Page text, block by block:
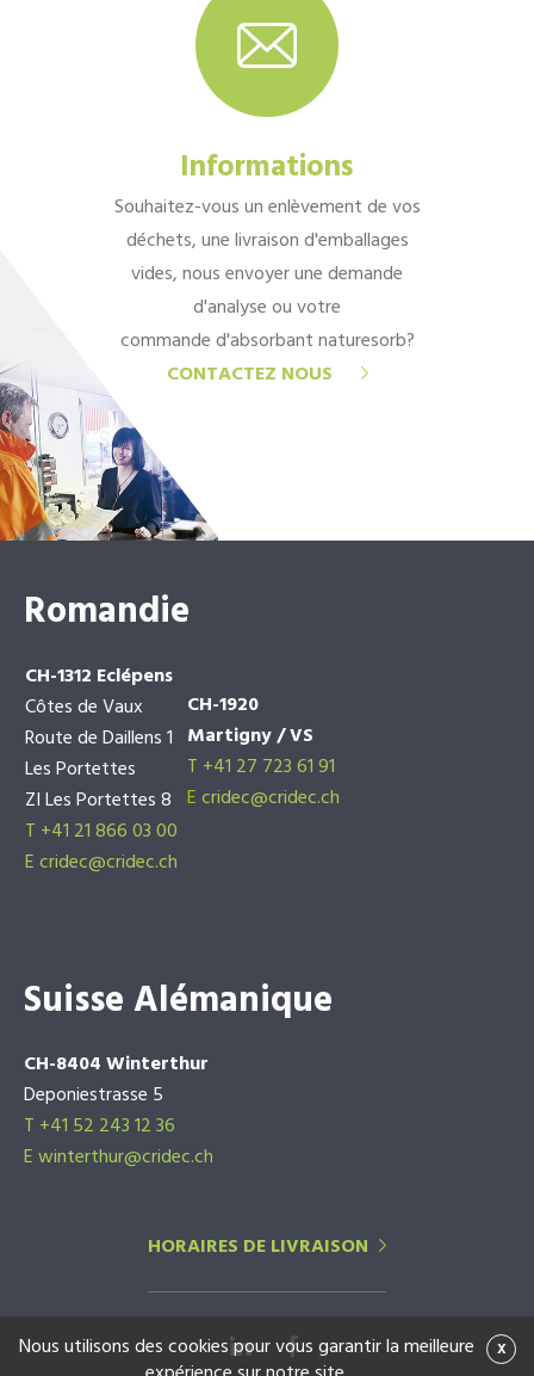
Informations
Souhaitez-vous un enlèvement de vos
déchets, une livraison d'emballages
vides, nous envoyer une demande
d'analyse ou votre
commande d'absorbant naturesorb?
CONTACTEZ NOUS
Romandie
CH-1312 Eclépens
Côtes de Vaux
Route de Daillens 1
Les Portettes
ZI Les Portettes 8
T +41 21 866 03 00
Ecridec@cridec.ch
CH-1920
Martigny / VS
T +41 27 723 61 91
Ecridec@cridec.ch
Suisse Alémanique
CH-8404 Winterthur
Deponiestrasse 5
T +41 52 243 12 36
E winterthur@cridec.ch
HORAIRES DE LIVRAISON
x
Nous utilisons des cookies pour vous garantir la meilleure